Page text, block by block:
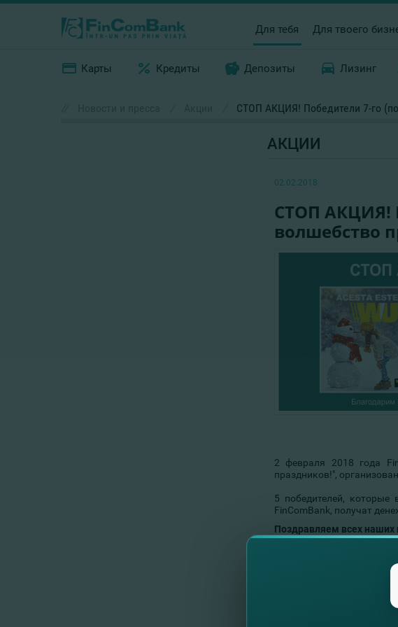
Для тебя Для твоего
Карты Кредиты Депозиты Лизинг
СТОП АКЦИЯ! Победители 7-го
АКЦИИ
02.02.2018
СТОП АКЦИЯ!
волшебство
2 февраля 2018 года
праздников!",
5 победителей,
FinComBank, получат
Поздравляем всех наших
Победители денежных